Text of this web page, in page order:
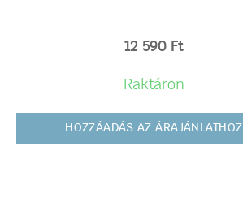
12 590 Ft
Raktáron
HOZZÁADÁS AZ ÁRAJÁNLATHOZ